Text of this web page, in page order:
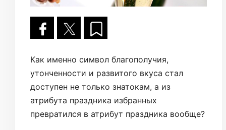
Как именно символ благополучия,
утонченности и развитого вкуса стал
доступен не только знатокам, а из
атрибута праздника избранных
превратился в атрибут праздника вообще?